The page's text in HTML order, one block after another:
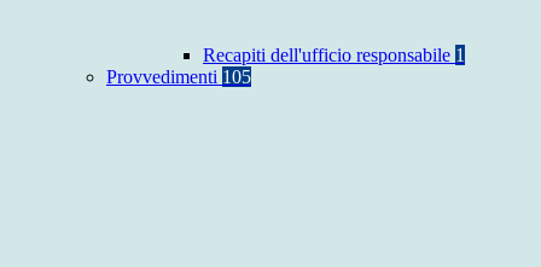
Recapiti dell'ufficio responsabile 1
Provvedimenti 105